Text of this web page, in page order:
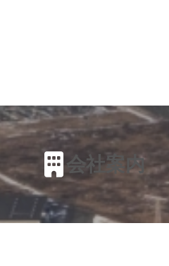
会社案内